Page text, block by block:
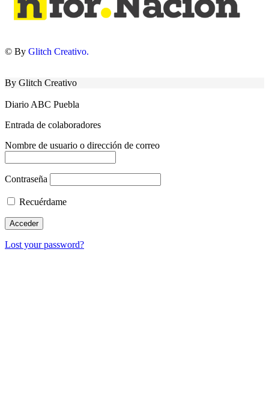
© By Glitch Creativo.
By Glitch Creativo
Diario ABC Puebla
Entrada de colaboradores
Nombre de usuario o dirección de correo
Contraseña
Recuérdame
Lost your password?